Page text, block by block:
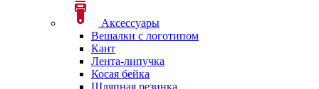
Аксессуары
Вешалки с логотипом
Кант
Лента-липучка
Косая бейка
Шляпная резинка